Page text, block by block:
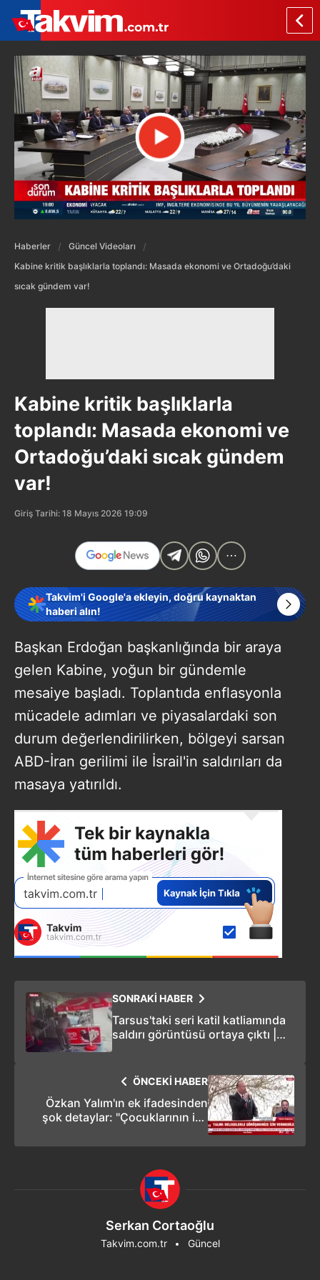
Haberler
Güncel Videoları
Kabine kritik başlıklarla toplandı: Masada ekonomi ve Ortadoğu’daki
sıcak gündem var!
Kabine kritik başlıklarla
toplandı: Masada ekonomi ve
Ortadoğu’daki sıcak gündem
var!
Giriş Tarihi: 18 Mayıs 2026 19:09
Takvim'i Google'a ekleyin, doğru kaynaktan
haberi alın!
Başkan Erdoğan başkanlığında bir araya
gelen Kabine, yoğun bir gündemle
mesaiye başladı. Toplantıda enflasyonla
mücadele adımları ve piyasalardaki son
durum değerlendirilirken, bölgeyi sarsan
ABD-İran gerilimi ile İsrail'in saldırıları da
masaya yatırıldı.
SONRAKİ HABER
Tarsus'taki seri katil katliamında
saldırı görüntüsü ortaya çıktı |
ÖNCEKİ HABER
Özkan Yalım'ın ek ifadesinden
şok detaylar: "Çocuklarının işe
Serkan Cortaoğlu
Takvim.com.tr Güncel